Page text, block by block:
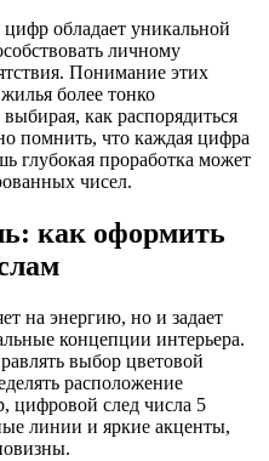
обладает уникальной
личному
Понимание этих
более тонко
как распорядиться
помнить, что каждая цифра
глубокая проработка может
чисел.
как оформить
на энергию, но и задает
концепции интерьера.
выбор цветовой
расположение
цифровой след числа 5
линии и яркие акценты,